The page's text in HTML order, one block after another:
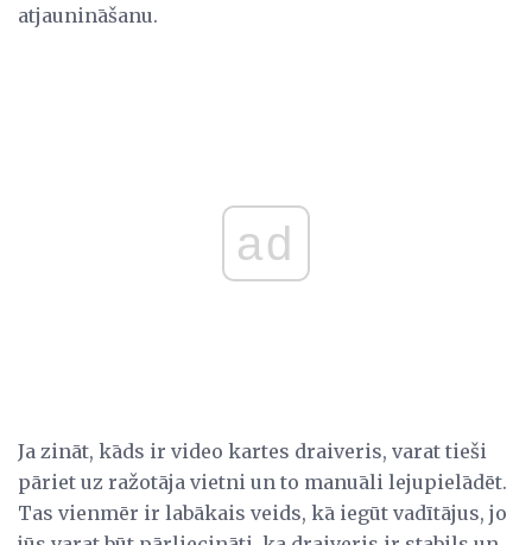
atjaunināšanu.
ad
Ja zināt, kāds ir video kartes draiveris, varat tieši
pāriet uz ražotāja vietni un to manuāli lejupielādēt.
Tas vienmēr ir labākais veids, kā iegūt vadītājus, jo